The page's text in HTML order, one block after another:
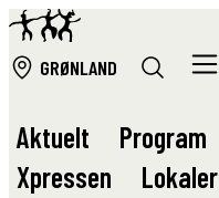
GRØNLAND
Aktuelt
Program
Xpressen
Lokaler